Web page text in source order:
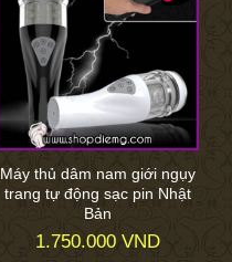
Máy thủ dâm nam giới ngụy
trang tự động sạc pin Nhật
Bản
1.750.000 VND